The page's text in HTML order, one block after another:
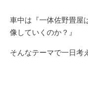
車中は『一体佐野畳屋
像していくのか？』
そんなテーマで一日考